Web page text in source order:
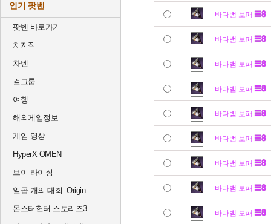
인기 팟벤
팟벤 바로가기
치지직
차벤
걸그룹
여행
해외게임정보
게임 영상
HyperX OMEN
브이 라이징
일곱 개의 대죄: Origin
몬스터헌터 스토리즈3
바다뱀 보패
바다뱀 보패
바다뱀 보패
바다뱀 보패
바다뱀 보패
바다뱀 보패
바다뱀 보패
바다뱀 보패
바다뱀 보패